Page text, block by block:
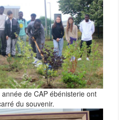
de CAP ébénisterie ont
du souvenir.